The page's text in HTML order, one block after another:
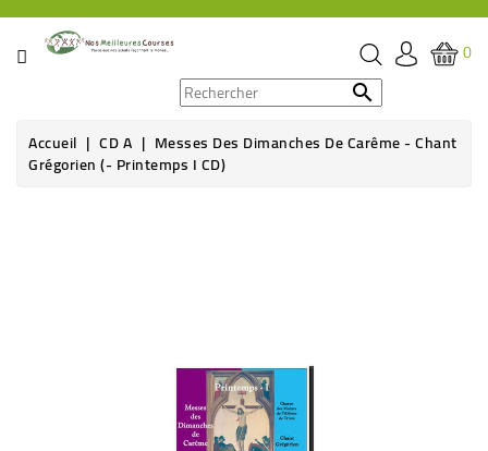
CATÉGORIE
ÉPICERIE
0

Accueil CD A Messes Des Dimanches De Carême - Chant
Grégorien (- Printemps I CD)